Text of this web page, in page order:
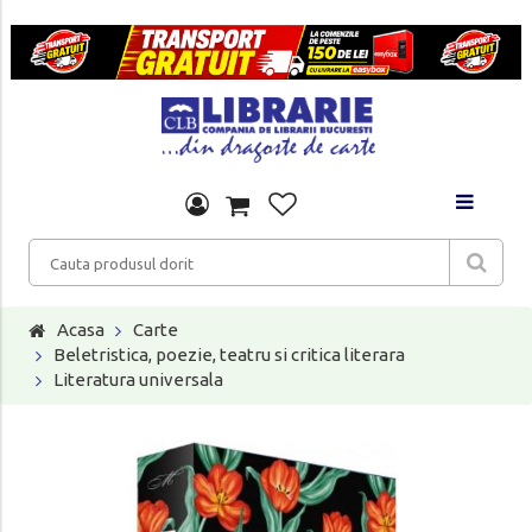
Acasa
Carte
Beletristica, poezie, teatru si critica literara
Literatura universala